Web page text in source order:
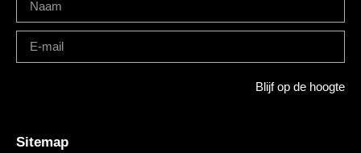
Blijf op de hoogte
Sitemap